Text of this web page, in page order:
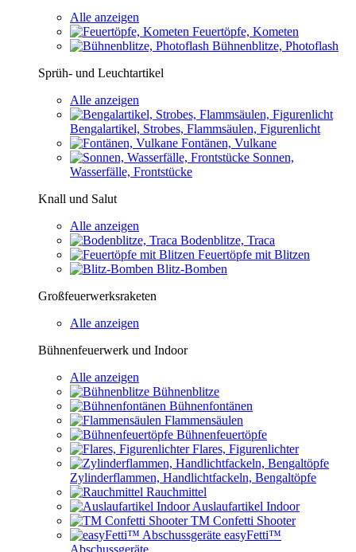
Alle anzeigen
Feuertöpfe, Kometen
Bühnenblitze, Photoflash
Sprüh- und Leuchtartikel
Alle anzeigen
Bengalartikel, Strobes, Flammsäulen, Figurenlicht
Fontänen, Vulkane
Sonnen,
Wasserfälle, Frontstücke
Knall und Salut
Alle anzeigen
Bodenblitze, Traca
Feuertöpfe mit Blitzen
Blitz-Bomben
Großfeuerwerksraketen
Alle anzeigen
Bühnenfeuerwerk und Indoor
Alle anzeigen
Bühnenblitze
Bühnenfontänen
Flammensäulen
Bühnenfeuertöpfe
Flares, Figurenlichter
Zylinderflammen, Handlichtfackeln, Bengaltöpfe
Rauchmittel
Auslaufartikel Indoor
TM Confetti Shooter
easyFetti™
Abschussgeräte